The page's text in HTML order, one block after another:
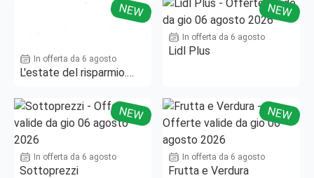
NEW
In offerta da 6 agosto
L'estate del risparmio.
NEW
In offerta da 6 agosto
Lidl Plus
NEW
In offerta da 6 agosto
Sottoprezzi
NEW
In offerta da 6 agosto
Frutta e Verdura